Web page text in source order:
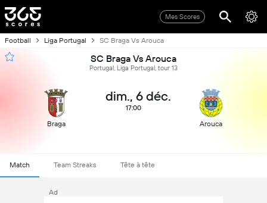
Mes Scores
Football Liga Portugal SC Braga Vs Arouca
SC Braga Vs Arouca
Portugal, Liga Portugal, tour 13
Braga
dim., 6 déc.
17:00
Arouca
Match Team Streaks Tête à tête
Ad